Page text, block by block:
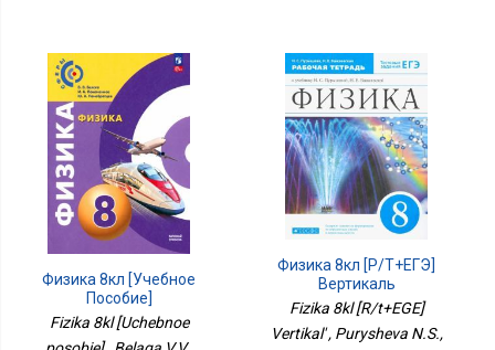
Физика 8кл [Учебное
Пособие]
Fizika 8kl [Uchebnoe
Физика 8кл [Р/т+ЕГЭ]
Вертикаль
Fizika 8kl [R/t+EGE]
Vertikal' , Purysheva N.S.,